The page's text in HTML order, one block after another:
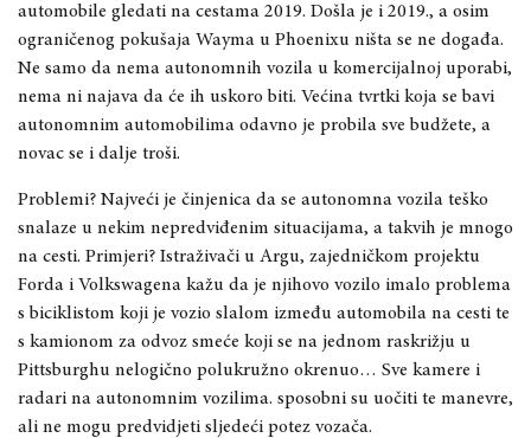
automobile gledati na cestama 2019. Došla je i 2019., a osim
ograničenog pokušaja Wayma u Phoenixu ništa se ne događa.
Ne samo da nema autonomnih vozila u komercijalnoj uporabi,
nema ni najava da će ih uskoro biti. Većina tvrtki koja se bavi
autonomnim automobilima odavno je probila sve budžete, a
novac se i dalje troši.
Problemi? Najveći je činjenica da se autonomna vozila teško
snalaze u nekim nepredviđenim situacijama, a takvih je mnogo
na cesti. Primjeri? Istraživači u Argu, zajedničkom projektu
Forda i Volkswagena kažu da je njihovo vozilo imalo problema
s biciklistom koji je vozio slalom između automobila na cesti te
s kamionom za odvoz smeće koji se na jednom raskrižju u
Pittsburghu nelogično polukružno okrenuo… Sve kamere i
radari na autonomnim vozilima. sposobni su uočiti te manevre,
ali ne mogu predvidjeti sljedeći potez vozača.